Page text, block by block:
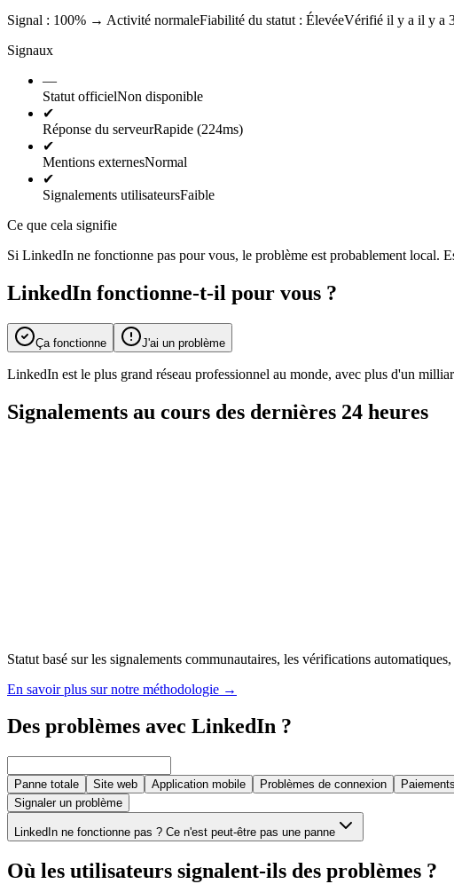
Signal : 100% → Activité normaleFiabilité du statut : ÉlevéeVérifié il y a il y a
Signaux
—
Statut officielNon disponible
✔
Réponse du serveurRapide (224ms)
✔
Mentions externesNormal
✔
Signalements utilisateursFaible
Ce que cela signifie
Si LinkedIn ne fonctionne pas pour vous, le problème est probablement local.
LinkedIn fonctionne-t-il pour vous ?
Ça fonctionne J'ai un problème
LinkedIn est le plus grand réseau professionnel au monde, avec plus d'un
Signalements au cours des dernières 24 heures
Statut basé sur les signalements communautaires, les vérifications
En savoir plus sur notre méthodologie →
Des problèmes avec LinkedIn ?
Panne totale Site web Application mobile Problèmes de connexion Paiements
Signaler un problème
LinkedIn ne fonctionne pas ? Ce n'est peut-être pas une panne
Où les utilisateurs signalent-ils des problèmes ?